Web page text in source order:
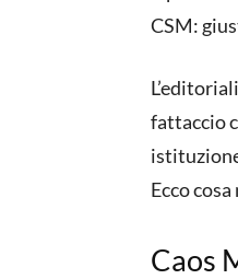
CSM:
fattaccio
Ecco
Caos